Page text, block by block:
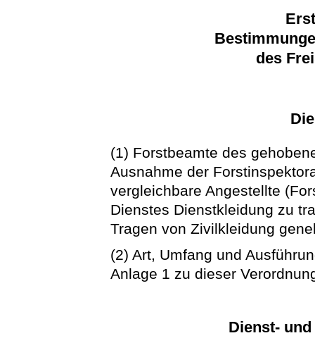
des
(1) Forstbeamte des
Ausnahme der
vergleichbare Angestellte
Dienstes Dienstkleidung zu
Tragen von Zivilkleidung
(2) Art, Umfang und
Anlage 1 zu dieser
Dienst-